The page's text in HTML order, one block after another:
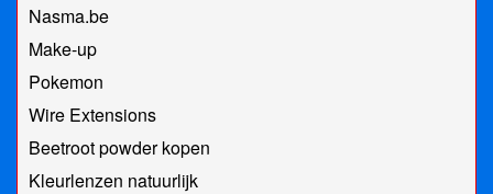
Nasma.be
Make-up
Pokemon
Wire Extensions
Beetroot powder kopen
Kleurlenzen natuurlijk